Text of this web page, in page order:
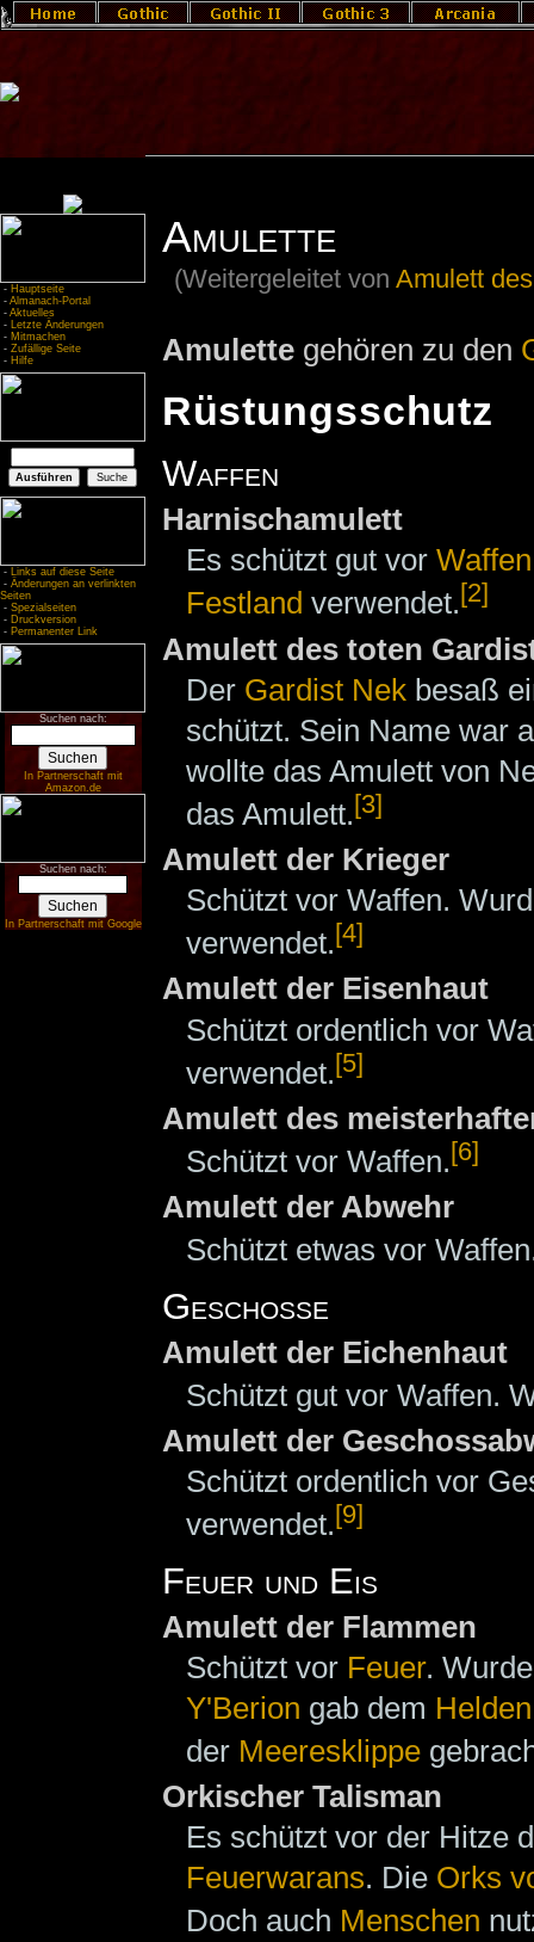
- Hauptseite
- Almanach-Portal
- Aktuelles
- Letzte Änderungen
- Mitmachen
- Zufällige Seite
- Hilfe
- Links auf diese Seite
- Änderungen an verlinkten
Seiten
- Spezialseiten
- Druckversion
- Permanenter Link
Suchen nach:
In Partnerschaft mit
Amazon.de
Suchen nach:
In Partnerschaft mit Google
Amulette
(Weitergeleitet vonAmulett
Amulettegehören zu den
Rüstungsschutz
Waffen
Harnischamulett
Es schützt gut vor Waffen
Festland verwendet. [2]
Amulett des toten
Der Gardist Nek besaß
schützt. Sein Name war
wollte das Amulett von
das Amulett.[3]
Amulett der Krieger
Schützt vor Waffen.
verwendet.[4]
Amulett der Eisenhaut
Schützt ordentlich vor
verwendet.[5]
Amulett des
Schützt vor Waffen.[6]
Amulett der Abwehr
Schützt etwas vor
Geschosse
Amulett der Eichenhaut
Schützt gut vor Waffen.
Amulett der
Schützt ordentlich vor
verwendet. [9]
Feuer und Eis
Amulett der Flammen
Schützt vor Feuer.
Y'Berion gab dem Helden
der Meeresklippe
Orkischer Talisman
Es schützt vor der Hitze
Feuerwarans. Die Orks
Doch auch Menschen